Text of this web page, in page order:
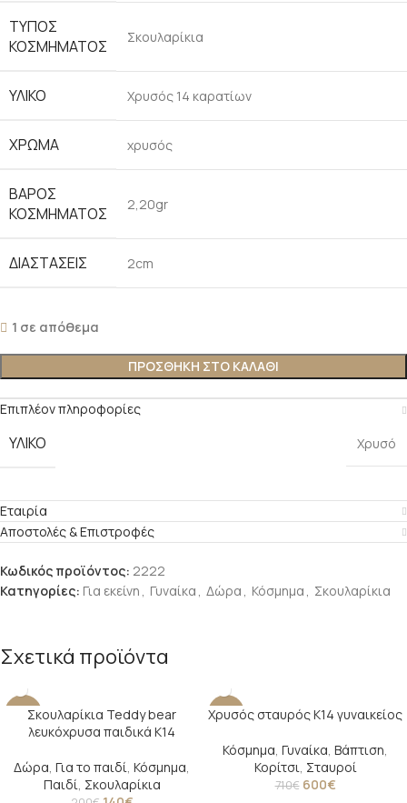
ΤΥΠΟΣ
ΚΟΣΜΗΜΑΤΟΣ
Σκουλαρίκια
ΥΛΙΚΟ Χρυσός 14 καρατίων
ΧΡΩΜΑ χρυσός
ΒΑΡΟΣ
ΚΟΣΜΗΜΑΤΟΣ
2,20gr
ΔΙΑΣΤΑΣΕΙΣ 2cm
1 σε απόθεμα
ΠΡΟΣΘΗΚΗ ΣΤΟ ΚΑΛΑΘΙ
Επιπλέον πληροφορίες
ΥΛΙΚΟ Χρυσό
Εταιρία
Αποστολές & Επιστροφές
Κωδικός προϊόντος: 2222
Κατηγορίες: Για εκείνη , Γυναίκα , Δώρα , Κόσμημα , Σκουλαρίκια
Σχετικά προϊόντα
-30%Σκουλαρίκια Teddy bear
λευκόχρυσα παιδικά Κ14
Δώρα, Για το παιδί, Κόσμημα,
Παιδί, Σκουλαρίκια
-15%
Χρυσός σταυρός Κ14 γυναικείος
Κόσμημα, Γυναίκα, Βάπτιση,
Κορίτσι, Σταυροί
710€ 600€